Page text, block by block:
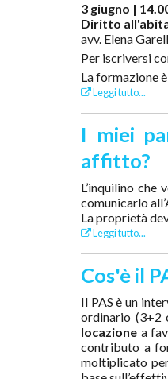
3 giugno |
Diritto
avv. Elena
Per iscriversi
La formazione
Leggi tutto...
I miei
affitto?
L’inquilino
comunicarlo
La proprietà
Leggi tutto...
Cos'è il
Il PAS è un
ordinario (3+2
locazione a
contributo a
moltiplicato